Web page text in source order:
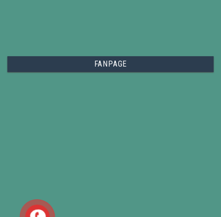
FANPAGE